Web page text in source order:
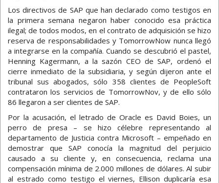
Los directivos de SAP que han declarado como testigos en
la primera semana negaron haber conocido esa práctica
ilegal; de todos modos, en el contrato de adquisición se hizo
reserva de responsabilidades y TomorrowNow nunca llegó
a integrarse en la compañía. Cuando se descubrió el pastel,
Henning Kagermann, a la sazón CEO de SAP, ordenó el
cierre inmediato de la subsidiaria, y según dijeron ante el
tribunal sus abogados, sólo 358 clientes de PeopleSoft
contrataron los servicios de TomorrowNov, y de ello sólo
86 llegaron a ser clientes de SAP.
Por la acusación, el letrado de Oracle es David Boies, un
perro de presa – se hizo célebre representando al
departamento de Justicia contra Microsoft – empeñado en
demostrar que SAP conocía la magnitud del perjuicio
causado a su cliente y, en consecuencia, reclama una
compensación mínima de 2.000 millones de dólares. Al subir
al estrado como testigo el viernes, Ellison duplicaría esa